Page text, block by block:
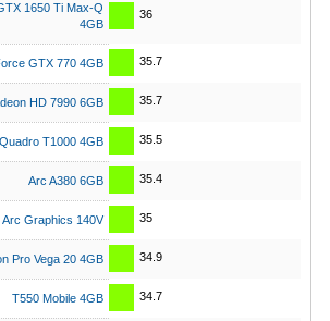
1650 Ti Max-Q
4GB
36
GTX 770 4GB 35.7
HD 7990 6GB 35.7
Quadro T1000 4GB 35.5
Arc A380 6GB 35.4
Arc Graphics 140V 35
Pro Vega 20 4GB 34.9
T550 Mobile 4GB 34.7